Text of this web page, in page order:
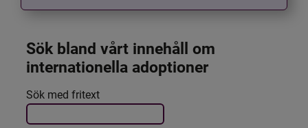
Sök bland vårt innehåll om
internationella adoptioner
Filtrera resultatet
Det här formuläret postas automatiskt
Sök med fritext